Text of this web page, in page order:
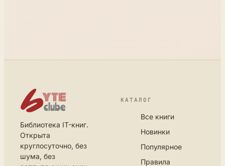
Библиотека IT-книг.
Открыта
круглосуточно, без
шума, без
КАТАЛОГ
Все книги
Новинки
Популярное
Правила